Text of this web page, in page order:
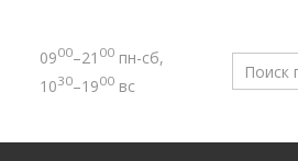
0900–21 00 пн-сб,
1030–1900 вс